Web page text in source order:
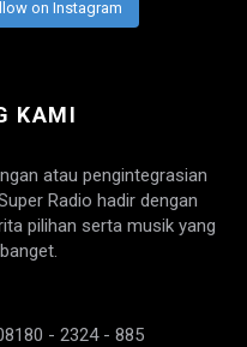
on Instagram
KAMI
atau pengintegrasian
Radio hadir dengan
pilihan serta musik yang
- 2324 - 885